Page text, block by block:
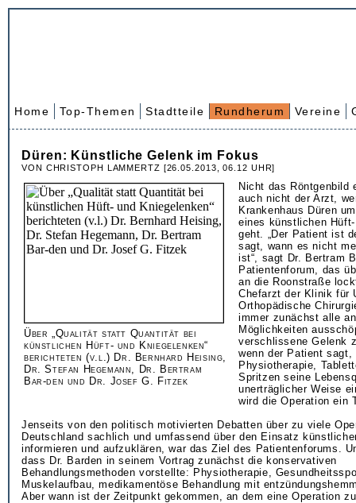
Home Top-Themen Stadtteile Rundherum Vereine
Düren: Künstliche Gelenk im Fokus
VON CHRISTOPH LAMMERTZ [26.05.2013, 06.12 UHR]
Über „Qualität statt Quantität bei
künstlichen Hüft- und Kniegelenken“
berichteten (v.l.) Dr. Bernhard Heising,
Dr. Stefan Hegemann, Dr. Bertram
Bar-den und Dr. Josef G. Fitzek
Nicht das Röntgenbild
auch nicht der Arzt,
Krankenhaus Düren
eines künstlichen
geht. „Der Patient ist
sagt, wann es nicht
ist“, sagt Dr. Bertram
Patientenforum, das
an die Roonstraße
Chefarzt der Klinik für
Orthopädische
immer zunächst alle
Möglichkeiten
verschlissene Gelenk
wenn der Patient
Physiotherapie,
Spritzen seine
unerträglicher Weise
wird die Operation ein
Jenseits von den politisch motivierten Debatten über zu viele
Deutschland sachlich und umfassend über den Einsatz
informieren und aufzuklären, war das Ziel des Patientenforums.
dass Dr. Barden in seinem Vortrag zunächst die konservativen
Behandlungsmethoden vorstellte: Physiotherapie,
Muskelaufbau, medikamentöse Behandlung mit
Aber wann ist der Zeitpunkt gekommen, an dem eine Operation